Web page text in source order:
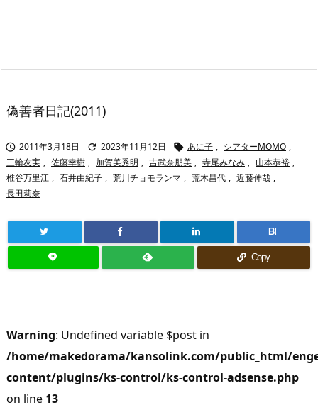
偽善者日記(2011)
 2011年3月18日  2023年11月12日  あに子 , シアターMOMO ,
三輪友実 , 佐藤幸樹 , 加賀美秀明 , 吉武奈朋美 , 寺尾みなみ , 山本恭裕 ,
椎谷万里江 , 石井由紀子 , 荒川チョモランマ , 荒木昌代 , 近藤伸哉 ,
長田莉奈
B!
Copy
Warning: Undefined variable $post in
/home/makedorama/kansolink.com/public_html/
content/plugins/ks-control/ks-control-adsense.php
on line 13